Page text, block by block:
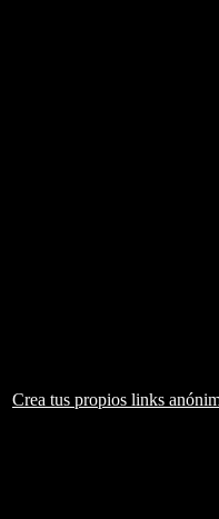
Crea tus propios links